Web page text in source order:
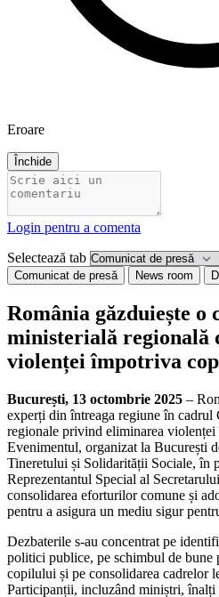
Eroare
Închide
Login pentru a comenta
Selectează tab
Comunicat de presă News room
România găzduiește o
ministerială regională
violenței împotriva
București, 13 octombrie 2025 –
experți din întreaga regiune în
regionale privind eliminarea
Evenimentul, organizat la București
Tineretului și Solidarității Sociale, în
Reprezentantul Special al
consolidarea eforturilor comune și
pentru a asigura un mediu sigur
Dezbaterile s-au concentrat pe
politici publice, pe schimbul de
copilului și pe consolidarea cadrelor
Participanții, incluzând miniștri,